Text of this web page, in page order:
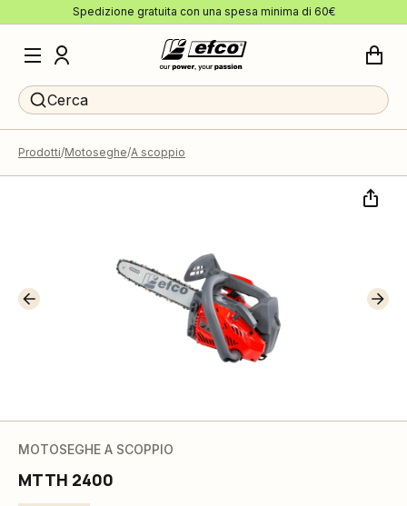
Spedizione gratuita con una spesa minima di 60€
Cerca
Prodotti Motoseghe A scoppio
MOTOSEGHE A SCOPPIO
MTTH 2400